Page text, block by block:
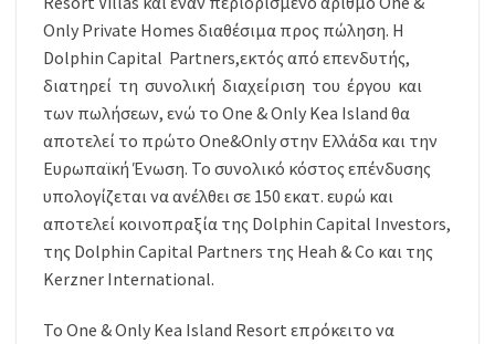
Only Private Homes διαθέσιμα προς πώληση. Η
Dolphin Capital Partners,εκτός από επενδυτής,
διατηρεί τη συνολική διαχείριση του έργου και
των πωλήσεων, ενώ το One & Only Kea Island θα
αποτελεί το πρώτο One&Only στην Ελλάδα και την
Ευρωπαϊκή Ένωση. Το συνολικό κόστος επένδυσης
υπολογίζεται να ανέλθει σε 150 εκατ. ευρώ και
αποτελεί κοινοπραξία της Dolphin Capital Investors,
της Dolphin Capital Partners της Heah & Co και της
Kerzner International.
To One & Only Kea Island Resort επρόκειτο να